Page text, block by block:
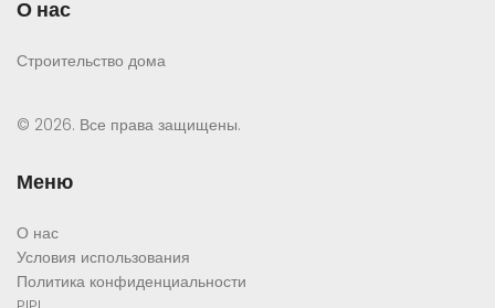
О нас
Строительство дома
© 2026. Все права защищены.
Меню
О нас
Условия использования
Политика конфиденциальности